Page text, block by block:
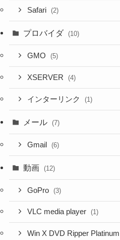
Safari (2)
プロバイダ (10)
GMO (5)
XSERVER (4)
インターリンク (1)
メール (7)
Gmail (6)
動画 (12)
GoPro (3)
VLC media player (1)
Win X DVD Ripper Platinum